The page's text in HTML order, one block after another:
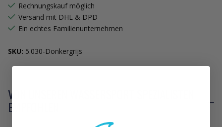
Rechnungskauf möglich
Versand mit DHL & DPD
Ein echtes Familienunternehmen
SKU: 5.030-Donkergrijs
VON UNSEREN WASSERSPORT SPEZIALISTEN
EMPFOHLEN